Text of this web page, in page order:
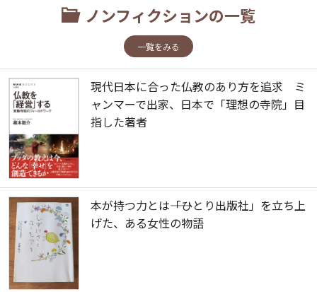
ノンフィクションの一覧
一覧をみる
現代日本に合った仏教のあり方を追求 ミ
ャンマーで出家、日本で「理想の寺院」目
指した著者
本が持つ力とは――「ひとり出版社」を立ち上
げた、ある女性の物語